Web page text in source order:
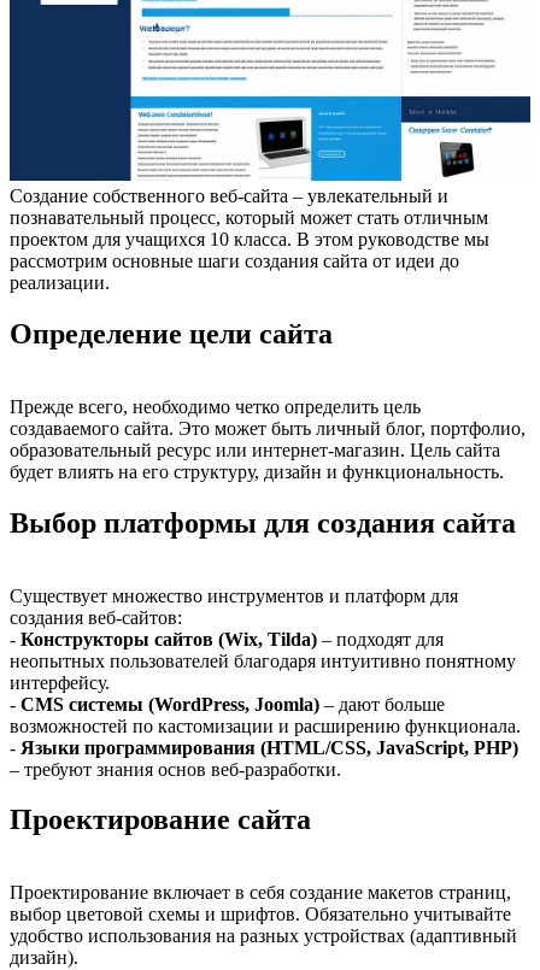
Создание собственного веб-сайта – увлекательный и
познавательный процесс, который может стать отличным
проектом для учащихся 10 класса. В этом руководстве мы
рассмотрим основные шаги создания сайта от идеи до
реализации.
Определение цели сайта
Прежде всего, необходимо четко определить цель
создаваемого сайта. Это может быть личный блог, портфолио,
образовательный ресурс или интернет-магазин. Цель сайта
будет влиять на его структуру, дизайн и функциональность.
Выбор платформы для создания сайта
Существует множество инструментов и платформ для
создания веб-сайтов:
- Конструкторы сайтов (Wix, Tilda) – подходят для
неопытных пользователей благодаря интуитивно понятному
интерфейсу.
- CMS системы (WordPress, Joomla) – дают больше
возможностей по кастомизации и расширению функционала.
- Языки программирования (HTML/CSS, JavaScript, PHP)
– требуют знания основ веб-разработки.
Проектирование сайта
Проектирование включает в себя создание макетов страниц,
выбор цветовой схемы и шрифтов. Обязательно учитывайте
удобство использования на разных устройствах (адаптивный
дизайн).